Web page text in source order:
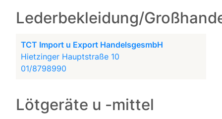
Lederbekleidung/
TCT Import u Export HandelsgesmbH
Hietzinger Hauptstraße 10
01/8798990
Lötgeräte u -mittel